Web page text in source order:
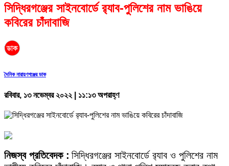
সিদ্ধিরগঞ্জের সাইনবোর্ডে র‍্যাব-পুলিশের নাম ভাঙিয়ে
কবিরের চাঁদাবাজি
দৈনিক নারায়ণগঞ্জের ডাক
রবিবার, ১৩ নভেম্বর ২০২২ | ১১:১৩ অপরাহ্ণ
নিজস্ব প্রতিবেদক : সিদ্ধিরগঞ্জের সাইনবোর্ডে র‍্যাব ও পুলিশের নাম